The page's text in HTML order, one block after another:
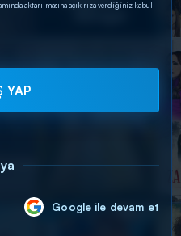
aktarılmasına açık rıza verdiğiniz kabul
YAP
Google ile devam et